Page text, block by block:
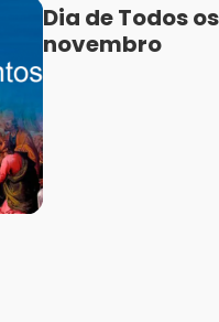
Dia de Todos
novembro